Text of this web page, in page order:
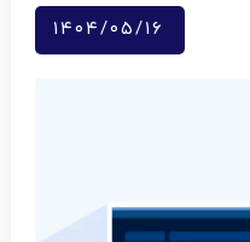
۱۴۰۴/۰۵/۱۶